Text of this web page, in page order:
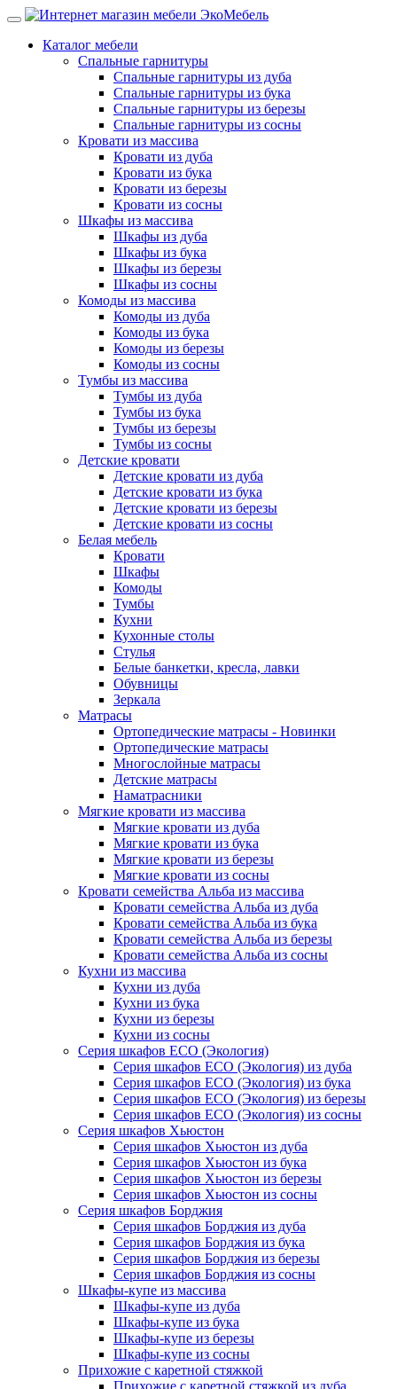
Каталог мебели
Спальные гарнитуры
Спальные гарнитуры из дуба
Спальные гарнитуры из бука
Спальные гарнитуры из березы
Спальные гарнитуры из сосны
Кровати из массива
Кровати из дуба
Кровати из бука
Кровати из березы
Кровати из сосны
Шкафы из массива
Шкафы из дуба
Шкафы из бука
Шкафы из березы
Шкафы из сосны
Комоды из массива
Комоды из дуба
Комоды из бука
Комоды из березы
Комоды из сосны
Тумбы из массива
Тумбы из дуба
Тумбы из бука
Тумбы из березы
Тумбы из сосны
Детские кровати
Детские кровати из дуба
Детские кровати из бука
Детские кровати из березы
Детские кровати из сосны
Белая мебель
Кровати
Шкафы
Комоды
Тумбы
Кухни
Кухонные столы
Стулья
Белые банкетки, кресла, лавки
Обувницы
Зеркала
Матрасы
Ортопедические матрасы - Новинки
Ортопедические матрасы
Многослойные матрасы
Детские матрасы
Наматрасники
Мягкие кровати из массива
Мягкие кровати из дуба
Мягкие кровати из бука
Мягкие кровати из березы
Мягкие кровати из сосны
Кровати семейства Альба из массива
Кровати семейства Альба из дуба
Кровати семейства Альба из бука
Кровати семейства Альба из березы
Кровати семейства Альба из сосны
Кухни из массива
Кухни из дуба
Кухни из бука
Кухни из березы
Кухни из сосны
Серия шкафов ECO (Экология)
Серия шкафов ECO (Экология) из дуба
Серия шкафов ECO (Экология) из бука
Серия шкафов ECO (Экология) из березы
Серия шкафов ECO (Экология) из сосны
Серия шкафов Хьюстон
Серия шкафов Хьюстон из дуба
Серия шкафов Хьюстон из бука
Серия шкафов Хьюстон из березы
Серия шкафов Хьюстон из сосны
Серия шкафов Борджия
Серия шкафов Борджия из дуба
Серия шкафов Борджия из бука
Серия шкафов Борджия из березы
Серия шкафов Борджия из сосны
Шкафы-купе из массива
Шкафы-купе из дуба
Шкафы-купе из бука
Шкафы-купе из березы
Шкафы-купе из сосны
Прихожие с каретной стяжкой
Прихожие с каретной стяжкой из дуба